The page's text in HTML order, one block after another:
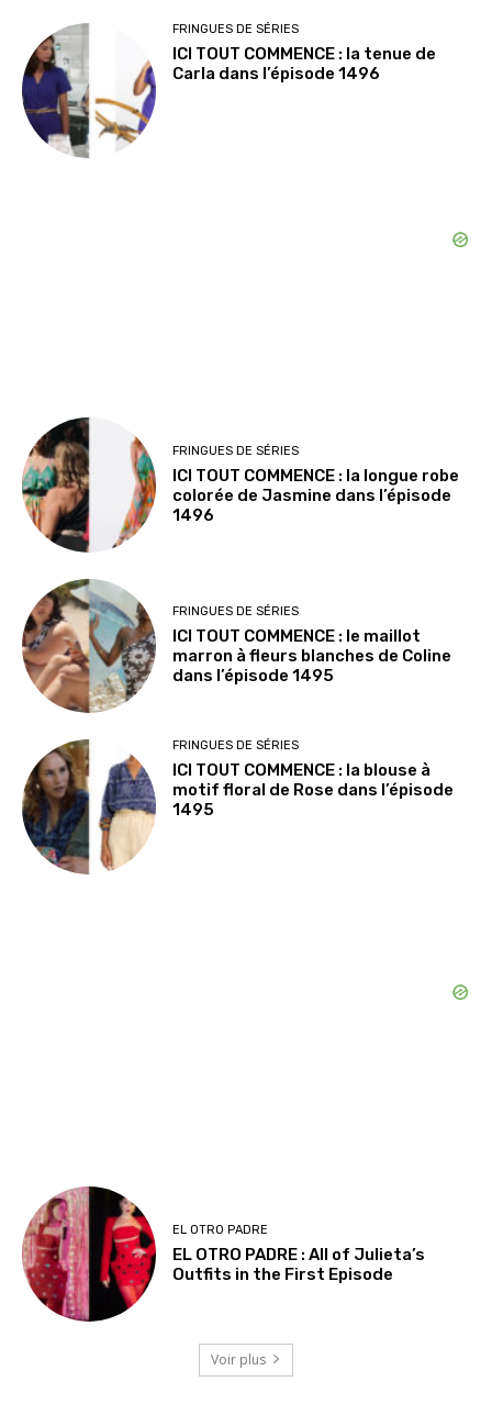
FRINGUES DE SÉRIES
ICI TOUT COMMENCE : la tenue de
Carla dans l’épisode 1496
FRINGUES DE SÉRIES
ICI TOUT COMMENCE : la longue robe
colorée de Jasmine dans l’épisode
1496
FRINGUES DE SÉRIES
ICI TOUT COMMENCE : le maillot
marron à fleurs blanches de Coline
dans l’épisode 1495
FRINGUES DE SÉRIES
ICI TOUT COMMENCE : la blouse à
motif floral de Rose dans l’épisode
1495
EL OTRO PADRE
EL OTRO PADRE : All of Julieta’s
Outfits in the First Episode
Voir plus